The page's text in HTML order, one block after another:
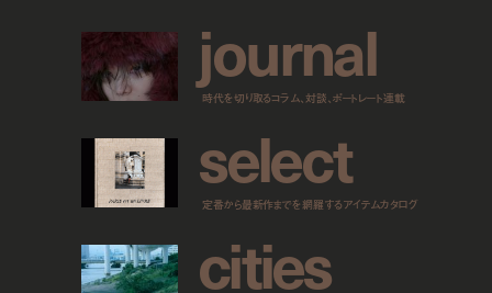
journal
時代を切り取るコラム、対談、ポートレート連載
select
定番から最新作までを網羅するアイテムカタログ
cities